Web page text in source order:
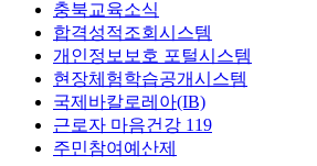
충북교육소식
합격성적조회시스템
개인정보보호 포털시스템
현장체험학습공개시스템
국제바칼로레아(IB)
근로자 마음건강 119
주민참여예산제